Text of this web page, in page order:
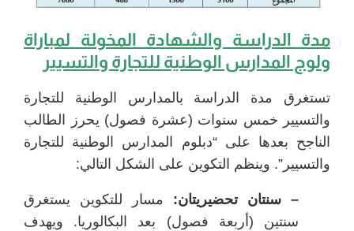
مدة الدراسة والشهادة المخولة لمباراة
ولوج المدارس الوطنية للتجارة والتسيير
تستغرق مدة الدراسة بالمدارس الوطنية للتجارة
والتسيير خمس سنوات (عشرة فصول) يحرز الطالب
الناجح بعدها على “دبلوم المدارس الوطنية للتجارة
والتسيير”. وينظم التكوين على الشكل التالي:
– سنتان تحضيريتان: مسار للتكوين يستغرق
سنتين (أربعة فصول) بعد البكالوريا. ويهدف